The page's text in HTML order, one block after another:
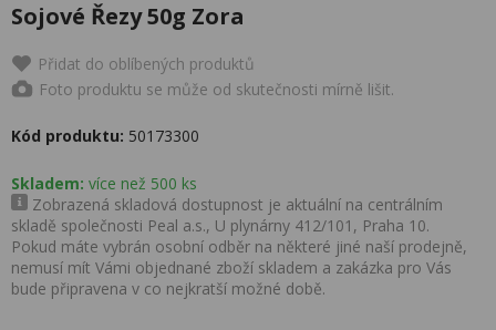
Sojové Řezy 50g Zora
Přidat do oblíbených produktů
Foto produktu se může od skutečnosti mírně lišit.
Kód produktu: 50173300
Skladem: více než 500 ks
Zobrazená skladová dostupnost je aktuální na centrálním
skladě společnosti Peal a.s., U plynárny 412/101, Praha 10.
Pokud máte vybrán osobní odběr na některé jiné naší prodejně,
nemusí mít Vámi objednané zboží skladem a zakázka pro Vás
bude připravena v co nejkratší možné době.